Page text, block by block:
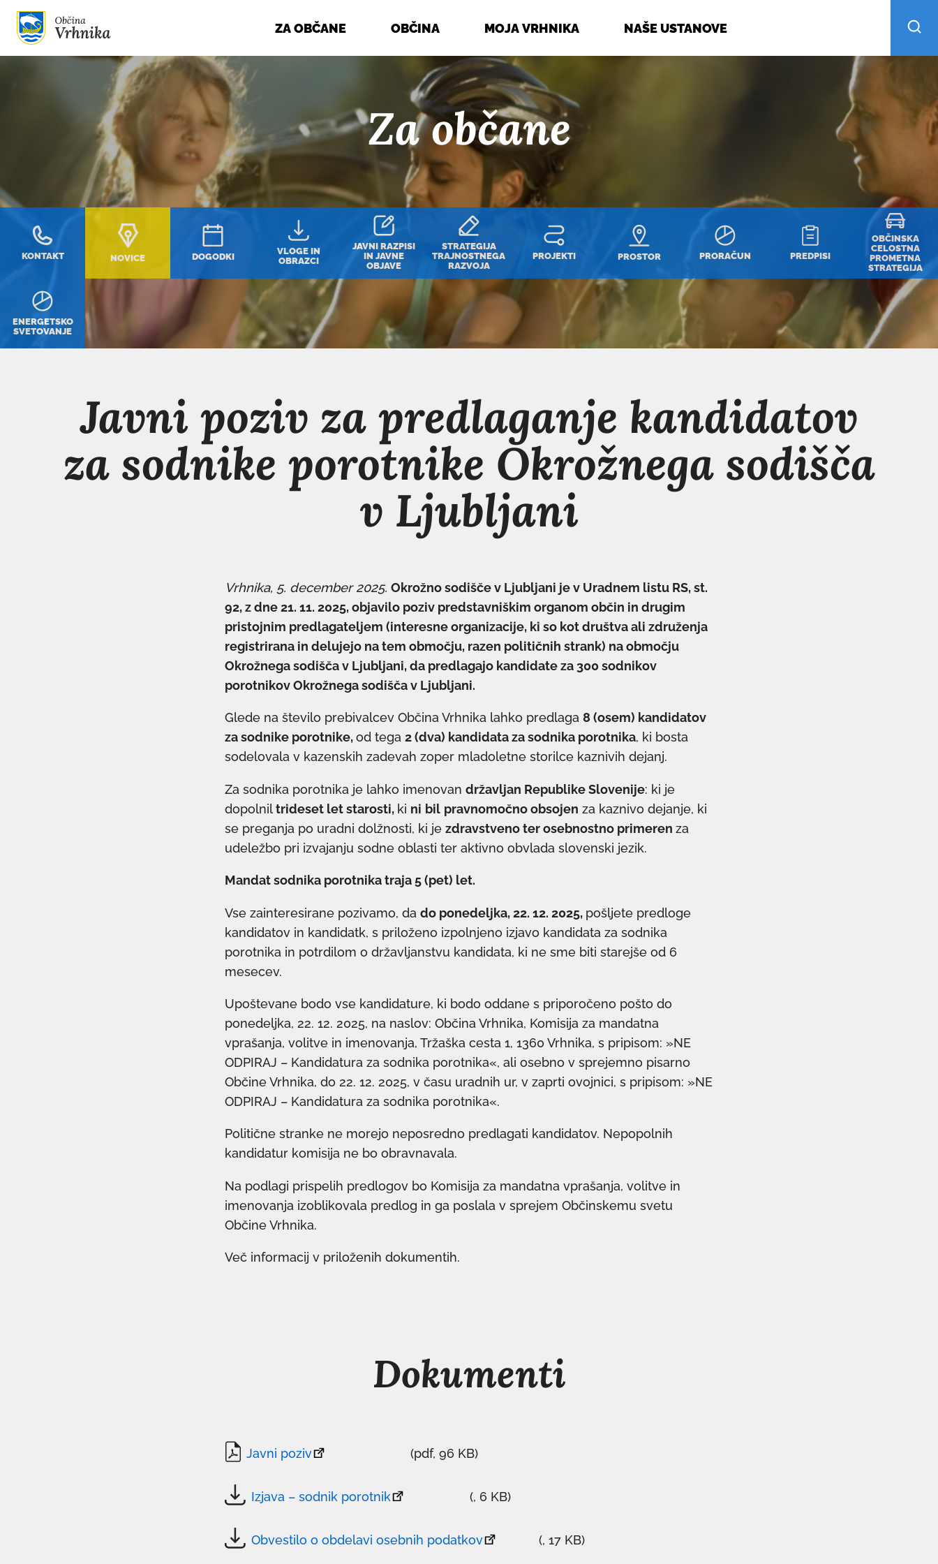
Skoči do osrednje vsebine
ZA OBČANE OBČINA MOJA VRHNIKA NAŠE USTANOVE
Za občane
KONTAKT NOVICE DOGODKI
VLOGE IN
OBRAZCI
JAVNI RAZPISI
IN JAVNE
OBJAVE
STRATEGIJA
TRAJNOSTNEGA
RAZVOJA
PROJEKTI PROSTOR PRORAČUN PREDPISI
OBČINSKA
CELOSTNA
PROMETNA
STRATEGIJA
ENERGETSKO
SVETOVANJE
Javni poziv za predlaganje kandidatov
za sodnike porotnike Okrožnega sodišča
v Ljubljani
Vrhnika, 5. december 2025. Okrožno sodišče v Ljubljani je v Uradnem listu RS, st.
92, z dne 21. 11. 2025, objavilo poziv predstavniškim organom občin in drugim
pristojnim predlagateljem (interesne organizacije, ki so kot društva ali združenja
registrirana in delujejo na tem območju, razen političnih strank) na območju
Okrožnega sodišča v Ljubljani, da predlagajo kandidate za 300 sodnikov
porotnikov Okrožnega sodišča v Ljubljani.
Glede na število prebivalcev Občina Vrhnika lahko predlaga 8 (osem) kandidatov
za sodnike porotnike,od tega 2 (dva) kandidata za sodnika porotnika, ki bosta
sodelovala v kazenskih zadevah zoper mladoletne storilce kaznivih dejanj.
Za sodnika porotnika je lahko imenovan državljan Republike Slovenije: ki je
dopolniltrideset let starosti, ki ni bil pravnomočno obsojen za kaznivo dejanje, ki
se preganja po uradni dolžnosti, ki je zdravstveno ter osebnostno primeren za
udeležbo pri izvajanju sodne oblasti ter aktivno obvlada slovenski jezik.
Mandat sodnika porotnika traja 5 (pet) let.
Vse zainteresirane pozivamo, da do ponedeljka, 22. 12. 2025, pošljete predloge
kandidatov in kandidatk, s priloženo izpolnjeno izjavo kandidata za sodnika
porotnika in potrdilom o državljanstvu kandidata, ki ne sme biti starejše od 6
mesecev.
Upoštevane bodo vse kandidature, ki bodo oddane s priporočeno pošto do
ponedeljka, 22. 12. 2025, na naslov: Občina Vrhnika, Komisija za mandatna
vprašanja, volitve in imenovanja, Tržaška cesta 1, 1360 Vrhnika, s pripisom: »NE
ODPIRAJ – Kandidatura za sodnika porotnika«, ali osebno v sprejemno pisarno
Občine Vrhnika, do 22. 12. 2025, v času uradnih ur, v zaprti ovojnici, s pripisom: »NE
ODPIRAJ – Kandidatura za sodnika porotnika«.
Politične stranke ne morejo neposredno predlagati kandidatov. Nepopolnih
kandidatur komisija ne bo obravnavala.
Na podlagi prispelih predlogov bo Komisija za mandatna vprašanja, volitve in
imenovanja izoblikovala predlog in ga poslala v sprejem Občinskemu svetu
Občine Vrhnika.
Več informacij v priloženih dokumentih.
Dokumenti
Javni poziv
se
novem
(pdf, 96 KB)
Izjava – sodnik porotnik
se
(, 6 KB)
Obvestilo o obdelavi osebnih podatkov
(, 17 KB)